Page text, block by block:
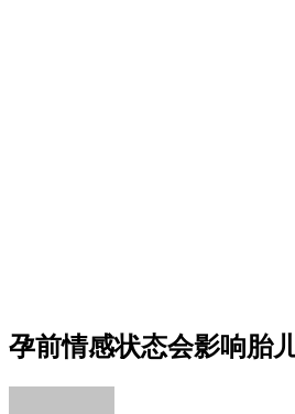
孕前情感状态会影响胎